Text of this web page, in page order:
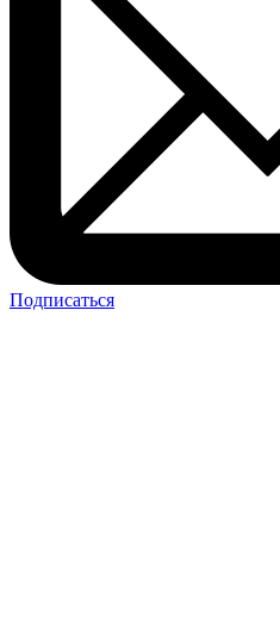
Подписаться